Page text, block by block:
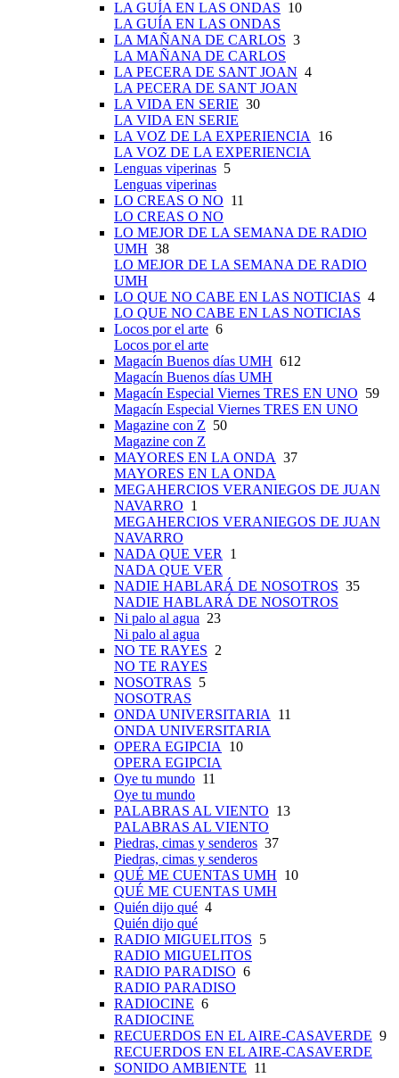
LA GUÍA EN LAS ONDAS 10
LA GUÍA EN LAS ONDAS
LA MAÑANA DE CARLOS 3
LA MAÑANA DE CARLOS
LA PECERA DE SANT JOAN 4
LA PECERA DE SANT JOAN
LA VIDA EN SERIE 30
LA VIDA EN SERIE
LA VOZ DE LA EXPERIENCIA
16
LA VOZ DE LA EXPERIENCIA
Lenguas viperinas 5
Lenguas viperinas
LO CREAS O NO 11
LO CREAS O NO
LO MEJOR DE LA SEMANA DE RADIO
UMH 38
LO MEJOR DE LA SEMANA DE RADIO
UMH
LO QUE NO CABE EN LAS NOTICIAS 4
LO QUE NO CABE EN LAS NOTICIAS
Locos por el arte 6
Locos por el arte
Magacín Buenos días UMH 612
Magacín Buenos días UMH
Magacín Especial Viernes TRES EN UNO 59
Magacín Especial Viernes TRES EN UNO
Magazine con Z 50
Magazine con Z
MAYORES EN LA ONDA 37
MAYORES EN LA ONDA
MEGAHERCIOS VERANIEGOS DE JUAN
NAVARRO 1
MEGAHERCIOS VERANIEGOS DE JUAN
NAVARRO
NADA QUE VER
1
NADA QUE VER
NADIE HABLARÁ DE NOSOTROS 35
NADIE HABLARÁ DE NOSOTROS
Ni palo al agua 23
Ni palo al agua
NO TE RAYES 2
NO TE RAYES
NOSOTRAS 5
NOSOTRAS
ONDA UNIVERSITARIA
11
ONDA UNIVERSITARIA
OPERA EGIPCIA
10
OPERA EGIPCIA
Oye tu mundo 11
Oye tu mundo
PALABRAS AL VIENTO 13
PALABRAS AL VIENTO
Piedras, cimas y senderos 37
Piedras, cimas y senderos
QUÉ ME CUENTAS UMH 10
QUÉ ME CUENTAS UMH
Quién dijo qué 4
Quién dijo qué
RADIO MIGUELITOS 5
RADIO MIGUELITOS
RADIO PARADISO 6
RADIO PARADISO
RADIOCINE 6
RADIOCINE
RECUERDOS EN EL AIRE-CASAVERDE 9
RECUERDOS EN EL AIRE-CASAVERDE
SONIDO AMBIENTE 11